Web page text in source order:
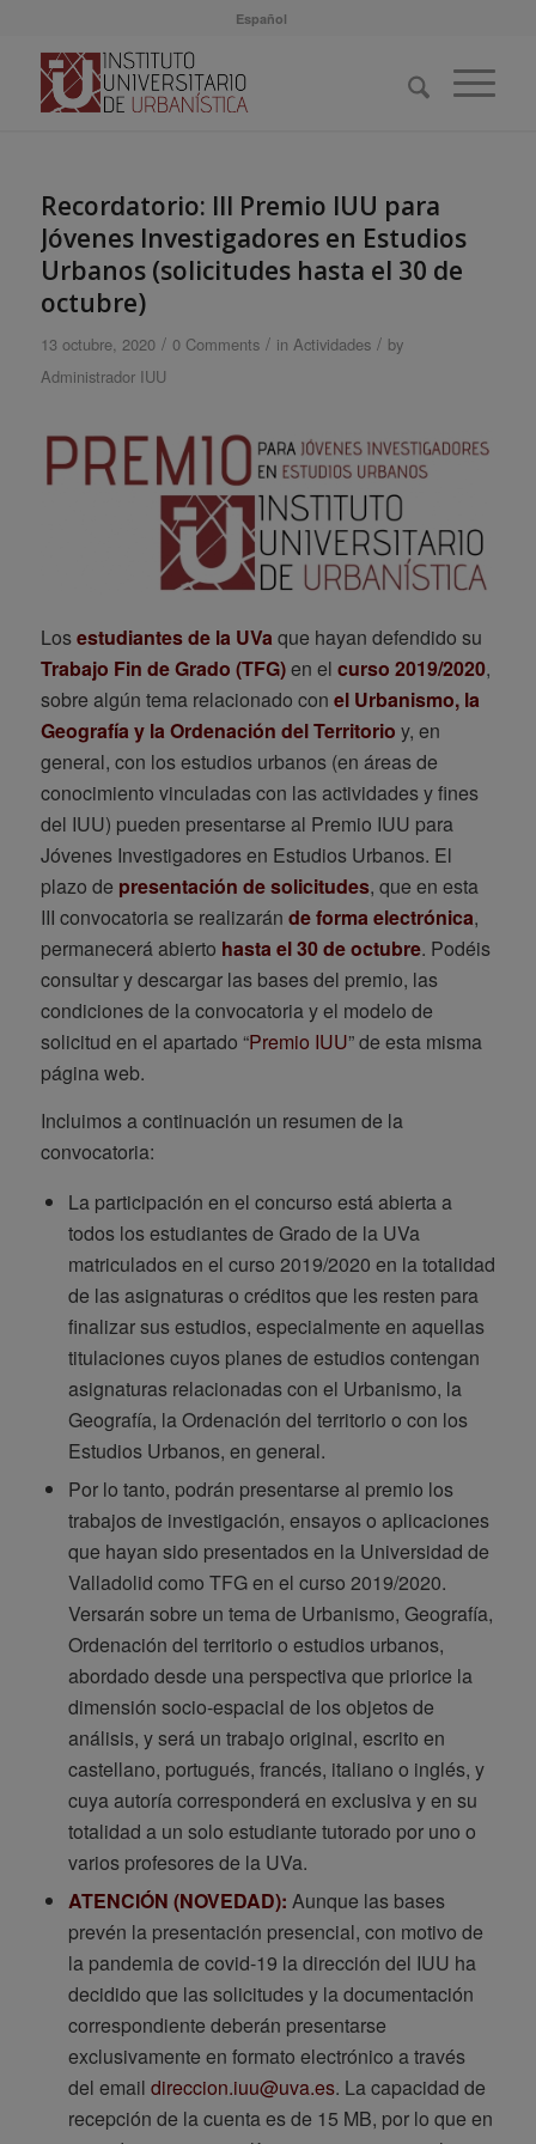
Español
Recordatorio: III Premio IUU para
Jóvenes Investigadores en Estudios
Urbanos (solicitudes hasta el 30 de
octubre)
13 octubre, 2020 / 0 Comments / in Actividades / by
Administrador IUU
Losestudiantes de la UVa que hayan defendido su
Trabajo Fin de Grado (TFG)en el curso 2019/2020,
sobre algún tema relacionado con el Urbanismo, la
Geografía y la Ordenación del Territorio y, en
general, con los estudios urbanos (en áreas de
conocimiento vinculadas con las actividades y fines
del IUU) pueden presentarse al Premio IUU para
Jóvenes Investigadores en Estudios Urbanos. El
plazo de presentación de solicitudes, que en esta
III convocatoria se realizarán de forma electrónica,
permanecerá abierto hasta el 30 de octubre. Podéis
consultar y descargar las bases del premio, las
condiciones de la convocatoria y el modelo de
solicitud en el apartado “Premio IUU” de esta misma
página web.
Incluimos a continuación un resumen de la
convocatoria:
La participación en el concurso está abierta a
todos los estudiantes de Grado de la UVa
matriculados en el curso 2019/2020 en la totalidad
de las asignaturas o créditos que les resten para
finalizar sus estudios, especialmente en aquellas
titulaciones cuyos planes de estudios contengan
asignaturas relacionadas con el Urbanismo, la
Geografía, la Ordenación del territorio o con los
Estudios Urbanos, en general.
Por lo tanto, podrán presentarse al premio los
trabajos de investigación, ensayos o aplicaciones
que hayan sido presentados en la Universidad de
Valladolid como TFG en el curso 2019/2020.
Versarán sobre un tema de Urbanismo, Geografía,
Ordenación del territorio o estudios urbanos,
abordado desde una perspectiva que priorice la
dimensión socio-espacial de los objetos de
análisis, y será un trabajo original, escrito en
castellano, portugués, francés, italiano o inglés, y
cuya autoría corresponderá en exclusiva y en su
totalidad a un solo estudiante tutorado por uno o
varios profesores de la UVa.
ATENCIÓN (NOVEDAD): Aunque las bases
prevén la presentación presencial, con motivo de
la pandemia de covid-19 la dirección del IUU ha
decidido que las solicitudes y la documentación
correspondiente deberán presentarse
exclusivamente en formato electrónico a través
del email direccion.iuu@uva.es. La capacidad de
recepción de la cuenta es de 15 MB, por lo que en